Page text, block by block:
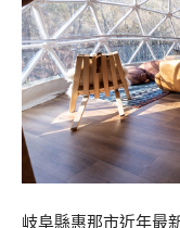
岐阜縣惠那市近年最